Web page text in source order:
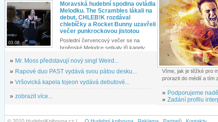
03.08.
Moravská hudební spodina ovládla
Melodku. The Scrambles lákali na
debut, CHLEB!K rozdával
chlebíčky a Rocket Bunny uzavřeli
večer punkrockovou jistotou
Poslední červencový večer se na
brněnské Melodce setkaly tři kapely...
» Mr. Moss představují nový singl Weird...
» Rapové duo PAST vydává svou pátou desku...
» Vršovická kapela tojeon vydává debutové...
» zobrazit více...
Víme, jak je těžké pro
prorazit do médií a tím
» Podporujeme
» Zadání profilu